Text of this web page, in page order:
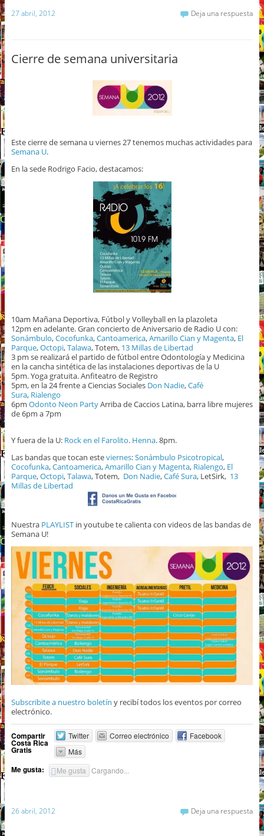
27 abril, 2012 Deja una respuesta
Cierre de semana universitaria
Este cierre de semana u viernes 27 tenemos muchas actividades para
Semana U.
En la sede Rodrigo Facio, destacamos:
10am Mañana Deportiva, Fútbol y Volleyball en la plazoleta
12pm en adelante. Gran concierto de Aniversario de Radio U con:
Sonámbulo,Cocofunka,Cantoamerica,Amarillo Cian y Magenta, El
Parque,Octopi,Talawa, Totem, 13 Millas de Libertad
3 pm se realizará el partido de fútbol entre Odontología y Medicina
en la cancha sintética de las instalaciones deportivas de la U
5pm. Yoga gratuita. Anfiteatro de Registro
5pm, en la 24 frente a Ciencias Sociales Don Nadie,Café
Sura, Rialengo
6pm Odonto Neon PartyArriba de Caccios Latina, barra libre mujeres
de 6pm a 7pm
Y fuera de la U: Rock en el Farolito. Henna. 8pm.
Las bandas que tocan esteviernes:Sonámbulo Psicotropical,
Cocofunka,Cantoamerica,Amarillo Cian y Magenta, Rialengo, El
Parque,Octopi,Talawa, Totem, Don Nadie,Café Sura, LetSirk, 13
Millas de Libertad
Nuestra PLAYLIST in youtube te calienta con videos de las bandas de
Semana U!
Subscribite a nuestro boletín y recibí todos los eventos por correo
electrónico.
Compartir
Costa Rica
Gratis
Twitter Correo electrónico
Facebook
Más
Me gusta: Me gusta Cargando...
26 abril, 2012 Deja una respuesta